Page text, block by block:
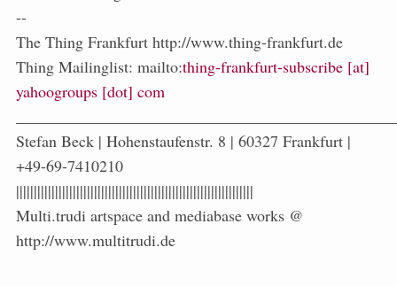
--
The Thing Frankfurt http://www.thing-frankfurt.de
Thing Mailinglist: mailto:thing-frankfurt-subscribe [at]
yahoogroups [dot] com
Stefan Beck | Hohenstaufenstr. 8 | 60327 Frankfurt |
+49-69-7410210
|||||||||||||||||||||||||||||||||||||||||||||||||||||||||||||||||||
Multi.trudi artspace and mediabase works @
http://www.multitrudi.de